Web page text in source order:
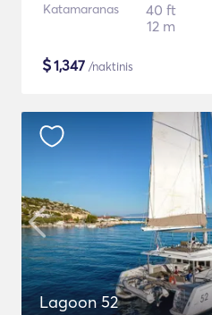
Katamaranas
40 ft
12 m
$1,347 /naktinis
Lagoon 52